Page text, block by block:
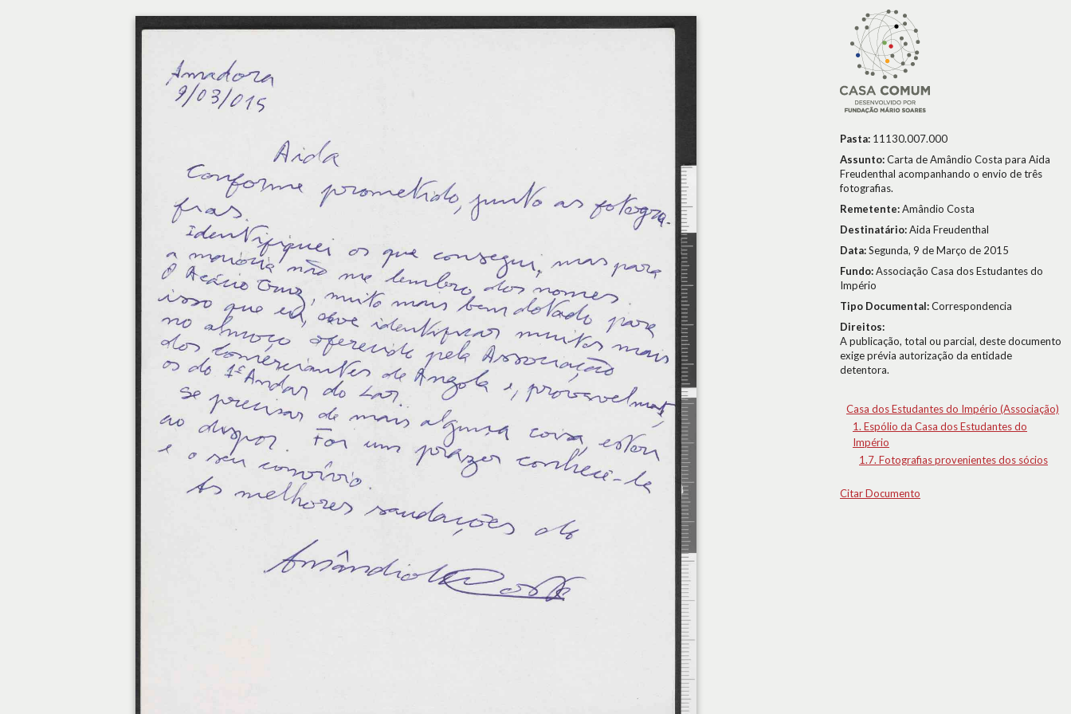
Pasta: 11130.007.000
Assunto:Carta de Amândio Costa para Aida
Freudenthal acompanhando o envio de três
fotografias.
Remetente:Amândio Costa
Destinatário:Aida Freudenthal
Data:Segunda, 9 de Março de 2015
Fundo:Associação Casa dos Estudantes do
Império
Tipo Documental:Correspondencia
Direitos:
A publicação, total ou parcial, deste documento
exige prévia autorização da entidade
detentora.
Casa dos Estudantes do Império (Associação)
1. Espólio da Casa dos Estudantes do
Império
1.7. Fotografias provenientes dos sócios
Citar Documento